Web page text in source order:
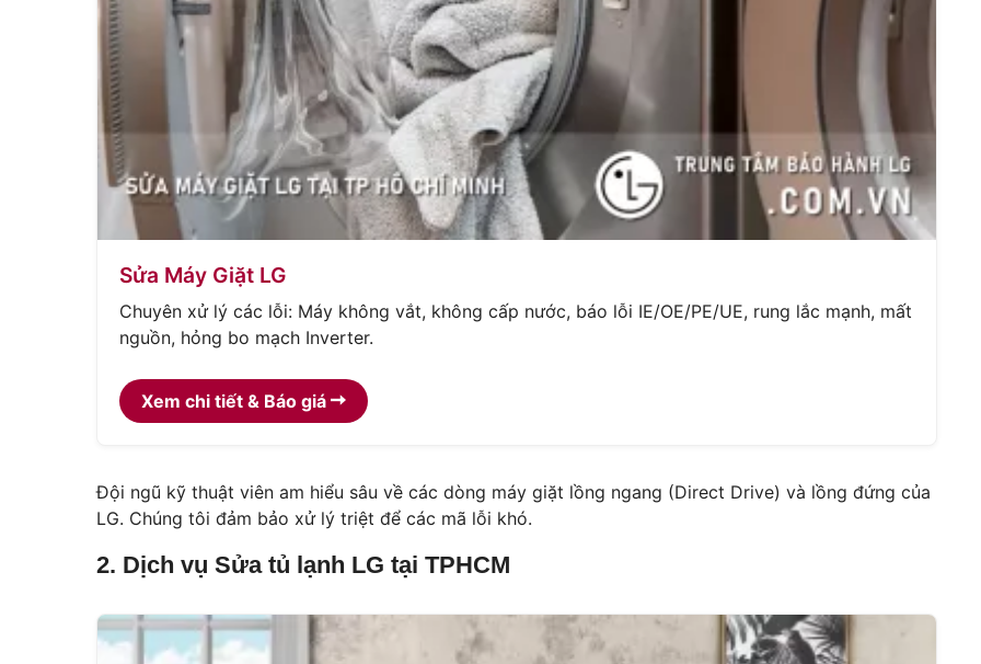
Sửa Máy Giặt LG
Chuyên xử lý các lỗi: Máy không vắt, không cấp nước, báo lỗi IE/OE/PE/UE, rung lắc mạnh, mất
nguồn, hỏng bo mạch Inverter.
Xem chi tiết & Báo giá
Đội ngũ kỹ thuật viên am hiểu sâu về các dòng máy giặt lồng ngang (Direct Drive) và lồng đứng của
LG. Chúng tôi đảm bảo xử lý triệt để các mã lỗi khó.
2. Dịch vụ Sửa tủ lạnh LG tại TPHCM